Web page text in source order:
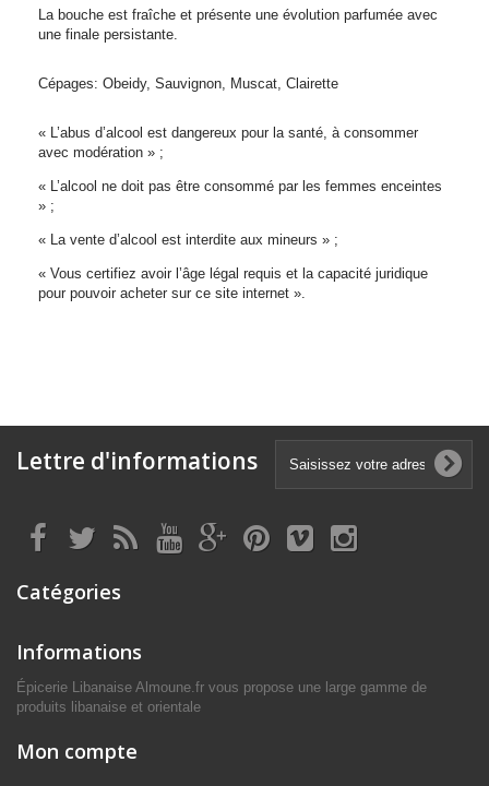
La bouche est fraîche et présente une évolution parfumée avec
une finale persistante.
Cépages: Obeidy, Sauvignon, Muscat, Clairette
« L’abus d’alcool est dangereux pour la santé, à consommer
avec modération » ;
« L’alcool ne doit pas être consommé par les femmes enceintes
» ;
« La vente d’alcool est interdite aux mineurs » ;
« Vous certifiez avoir l’âge légal requis et la capacité juridique
pour pouvoir acheter sur ce site internet ».
Lettre d'informations
Catégories
Informations
Épicerie Libanaise Almoune.fr vous propose une large gamme de
produits libanaise et orientale
Mon compte